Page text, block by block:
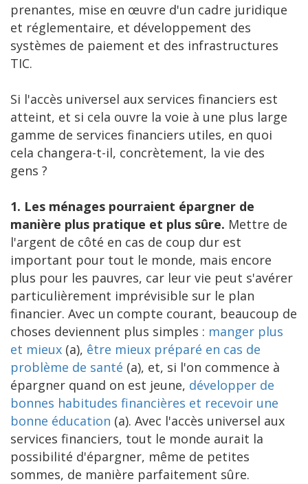
prenantes, mise en œuvre d'un cadre juridique
et réglementaire, et développement des
systèmes de paiement et des infrastructures
TIC.
Si l'accès universel aux services financiers est
atteint, et si cela ouvre la voie à une plus large
gamme de services financiers utiles, en quoi
cela changera-t-il, concrètement, la vie des
gens ?
1. Les ménages pourraient épargner de
manière plus pratique et plus sûre. Mettre de
l'argent de côté en cas de coup dur est
important pour tout le monde, mais encore
plus pour les pauvres, car leur vie peut s'avérer
particulièrement imprévisible sur le plan
financier. Avec un compte courant, beaucoup de
choses deviennent plus simples : manger plus
et mieux (a), être mieux préparé en cas de
problème de santé (a), et, si l'on commence à
épargner quand on est jeune, développer de
bonnes habitudes financières et recevoir une
bonne éducation (a). Avec l'accès universel aux
services financiers, tout le monde aurait la
possibilité d'épargner, même de petites
sommes, de manière parfaitement sûre.